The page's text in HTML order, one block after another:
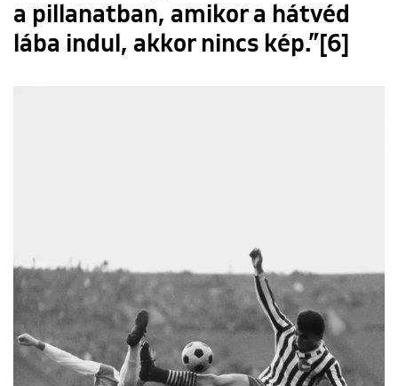
a pillanatban, amikor a hátvéd
lába indul, akkor nincs kép.”[6]